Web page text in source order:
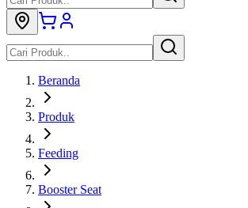
Beranda
Produk
Feeding
Booster Seat